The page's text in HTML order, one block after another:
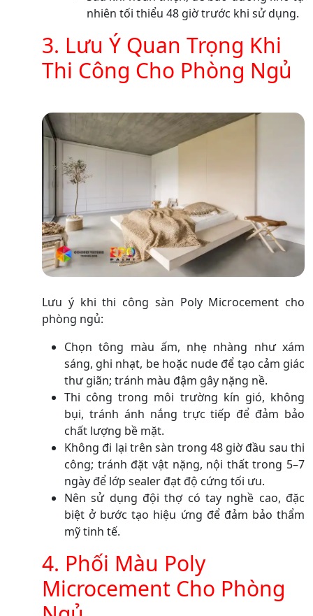
nhiên tối thiểu 48 giờ trước khi sử dụng.
3. Lưu Ý Quan Trọng Khi
Thi Công Cho Phòng Ngủ
Lưu ý khi thi công sàn Poly Microcement cho
phòng ngủ:
Chọn tông màu ấm, nhẹ nhàng như xám
sáng, ghi nhạt, be hoặc nude để tạo cảm giác
thư giãn; tránh màu đậm gây nặng nề.
Thi công trong môi trường kín gió, không
bụi, tránh ánh nắng trực tiếp để đảm bảo
chất lượng bề mặt.
Không đi lại trên sàn trong 48 giờ đầu sau thi
công; tránh đặt vật nặng, nội thất trong 5–7
ngày để lớp sealer đạt độ cứng tối ưu.
Nên sử dụng đội thợ có tay nghề cao, đặc
biệt ở bước tạo hiệu ứng để đảm bảo thẩm
mỹ tinh tế.
4. Phối Màu Poly
Microcement Cho Phòng